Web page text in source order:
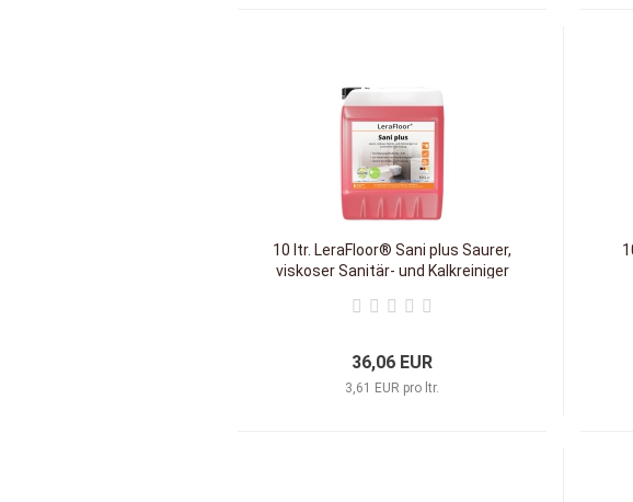
10 ltr. LeraFloor® Sani plus Saurer,
viskoser Sanitär- und Kalkreiniger
36,06 EUR
3,61 EUR pro ltr.